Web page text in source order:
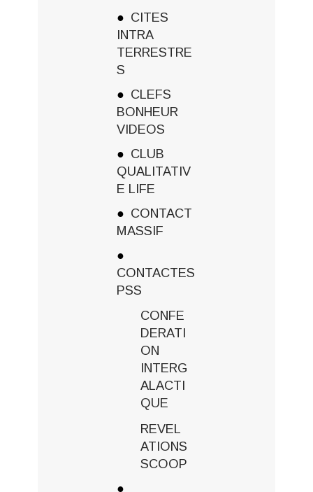
CITES
INTRA
TERRESTRE
S
CLEFS
BONHEUR
VIDEOS
CLUB
QUALITATIV
E LIFE
CONTACT
MASSIF
CONTACTES
PSS
CONFE
DERATI
ON
INTERG
ALACTI
QUE
REVEL
ATIONS
SCOOP